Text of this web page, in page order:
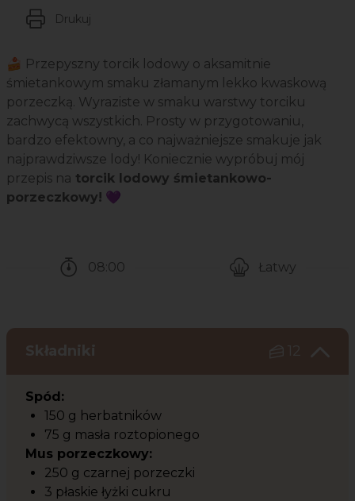
Drukuj
🍰 Przepyszny torcik lodowy o aksamitnie
śmietankowym smaku złamanym lekko kwaskową
porzeczką. Wyraziste w smaku warstwy torciku
zachwycą wszystkich. Prosty w przygotowaniu,
bardzo efektowny, a co najważniejsze smakuje jak
najprawdziwsze lody! Koniecznie wypróbuj mój
przepis na torcik lodowy śmietankowo-
porzeczkowy! 💜
08:00
Łatwy
Składniki 12
Spód:
150 g herbatników
75 g masła roztopionego
Mus porzeczkowy:
250 g czarnej porzeczki
3 płaskie łyżki cukru